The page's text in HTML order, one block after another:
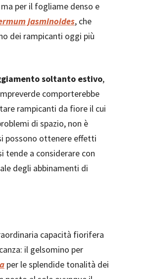
per il fogliame denso e
jasminoides, che
dei rampicanti oggi più
soltanto estivo,
comporterebbe
rampicanti da fiore il cui
di spazio, non è
possono ottenere effetti
tende a considerare con
degli abbinamenti di
capacità fiorifera
il gelsomino per
per le splendide tonalità dei